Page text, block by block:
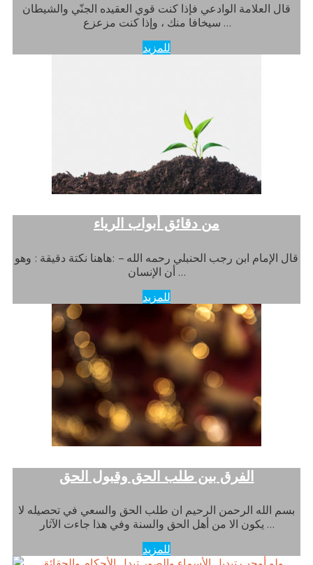
قال العلامة الوادعي فإذا كنت قوي العقيده الجنّي والشيطان
سيخافا منك ، وإذا كنت مزعزع …
للمزيد
من دقائق أبواب الرياء
قال الإمام ابن رجب الحنبلي رحمه الله – :هاهنا نكتة دقيقة : وهو
أن الإنسان …
للمزيد
الفرق بين طلب الحق وقبول الحق
بسم الله الرحمن الرحيم ان طلب الحق والسعي في تحصيله لا
يكون الا من أهل الحق والسنة وفي هذا جاءت الآثار …
للمزيد